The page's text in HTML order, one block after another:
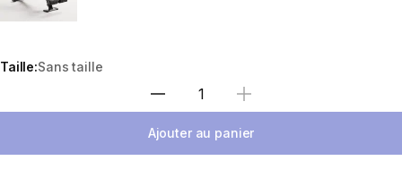
Taille:Sans taille
Sélectionnez la quantité
Ajouter au panier